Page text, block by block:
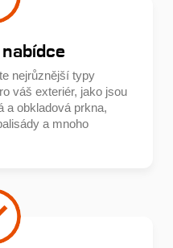
nejrůznější typy
váš exteriér, jako jsou
a obkladová prkna,
a mnoho